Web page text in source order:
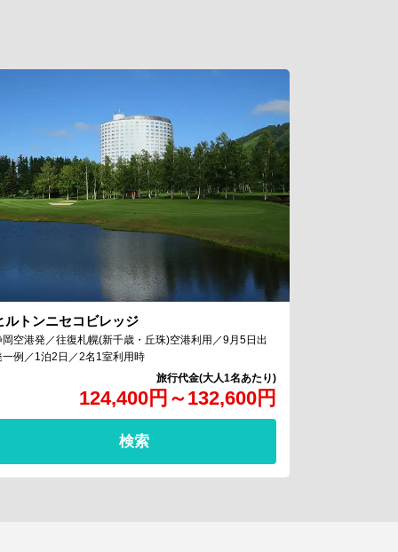
ルトンニセコビレッジ
124,400円 ～132,600円
岡空港発／往復札幌(新千歳・丘珠)空港利用／9月5日出
一例／1泊2日／2名1室利用時
検索